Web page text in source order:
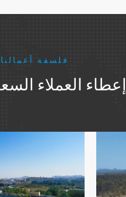
فلسفة أعمالنا
إعطاء العملاء